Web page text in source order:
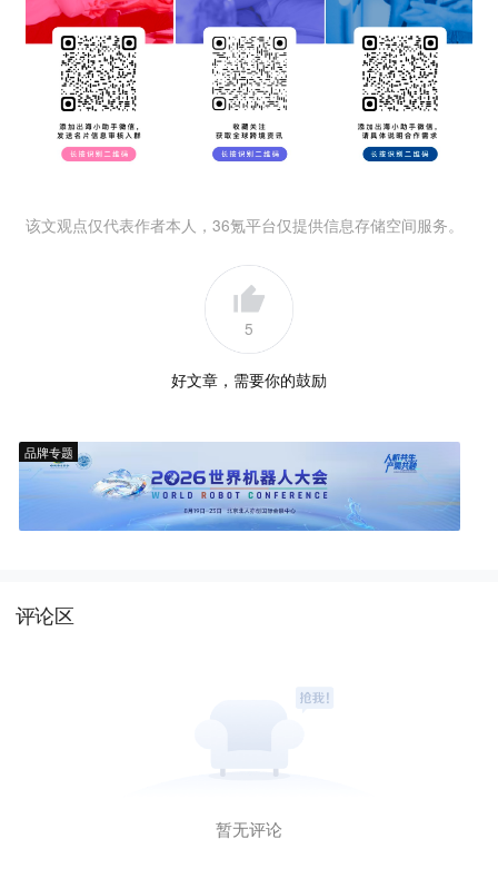
该文观点仅代表作者本人，36氪平台仅提供信息存储空间服务。
5
好文章，需要你的鼓励
品牌专题
评论区
暂无评论